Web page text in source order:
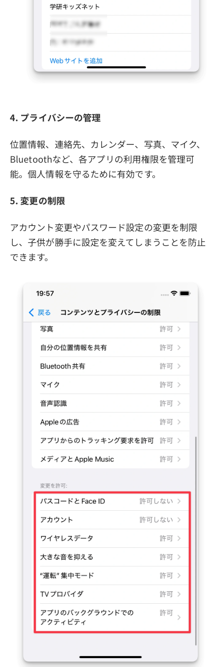
4. プライバシーの管理
位置情報、連絡先、カレンダー、写真、マイク、
Bluetoothなど、各アプリの利用権限を管理可
能。個人情報を守るために有効です。
5. 変更の制限
アカウント変更やパスワード設定の変更を制限
し、子供が勝手に設定を変えてしまうことを防止
できます。